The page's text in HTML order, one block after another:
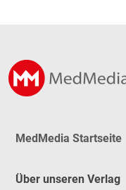
MedMedia Startseite
Über unseren Verlag